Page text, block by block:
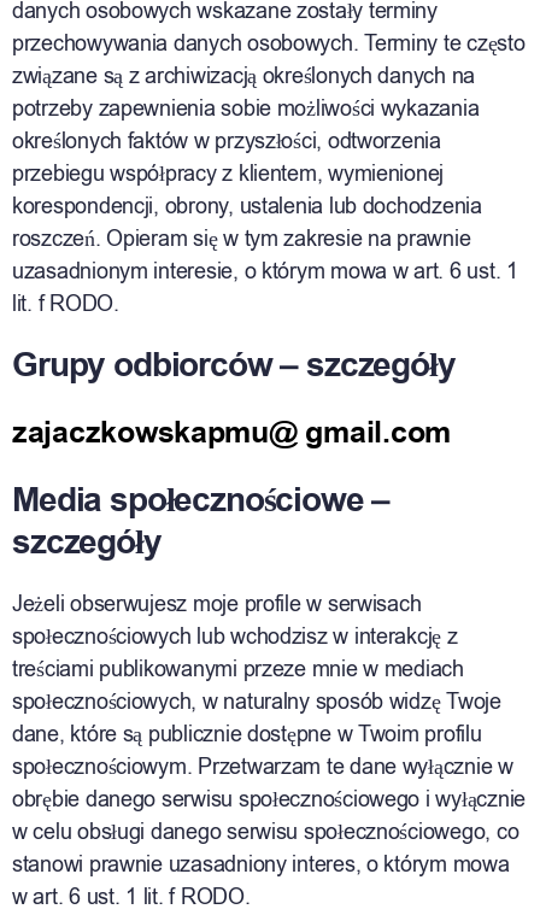
danych osobowych wskazane zostały terminy
przechowywania danych osobowych. Terminy te często
związane są z archiwizacją określonych danych na
potrzeby zapewnienia sobie możliwości wykazania
określonych faktów w przyszłości, odtworzenia
przebiegu współpracy z klientem, wymienionej
korespondencji, obrony, ustalenia lub dochodzenia
roszczeń. Opieram się w tym zakresie na prawnie
uzasadnionym interesie, o którym mowa w art. 6 ust. 1
lit. f RODO.
Grupy odbiorców – szczegóły
zajaczkowskapmu@ gmail.com
Media społecznościowe –
szczegóły
Jeżeli obserwujesz moje profile w serwisach
społecznościowych lub wchodzisz w interakcję z
treściami publikowanymi przeze mnie w mediach
społecznościowych, w naturalny sposób widzę Twoje
dane, które są publicznie dostępne w Twoim profilu
społecznościowym. Przetwarzam te dane wyłącznie w
obrębie danego serwisu społecznościowego i wyłącznie
w celu obsługi danego serwisu społecznościowego, co
stanowi prawnie uzasadniony interes, o którym mowa
w art. 6 ust. 1 lit. f RODO.